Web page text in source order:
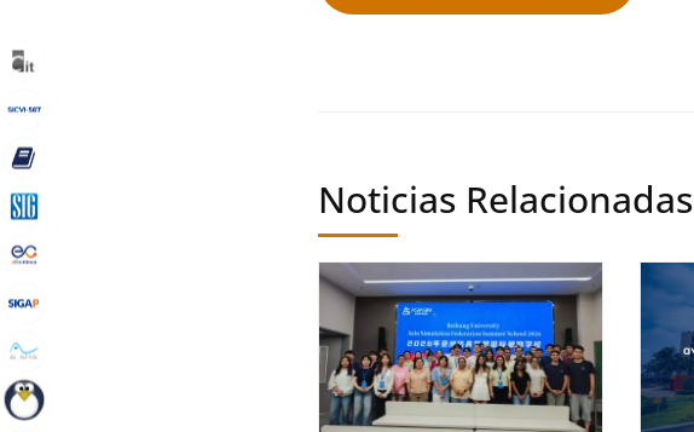
Noticias Relacionadas